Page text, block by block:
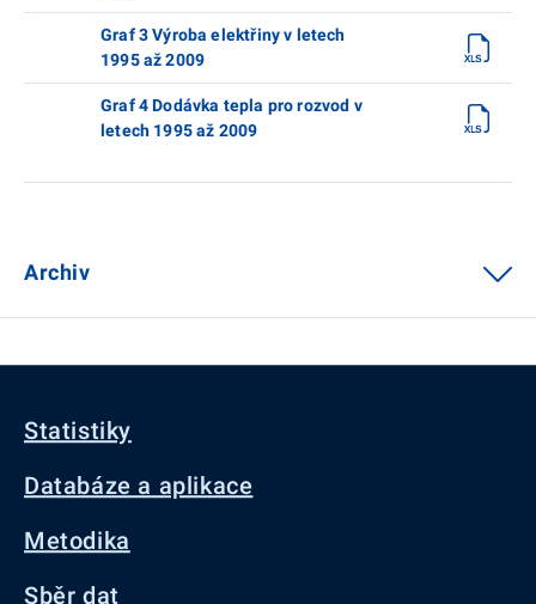
Graf 3 Výroba elektřiny v letech
1995 až 2009
Graf 4 Dodávka tepla pro rozvod v
letech 1995 až 2009
Archiv
Statistiky
Databáze a aplikace
Metodika
Sběr dat